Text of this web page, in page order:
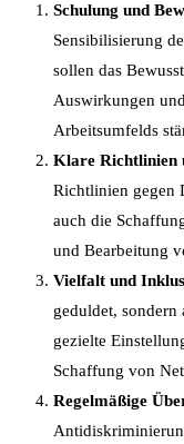
Schulung und
Sensibilisierung
sollen das
Auswirkungen
Arbeitsumfelds
Klare Richtlinien
Richtlinien gegen
auch die
und Bearbeitung
Vielfalt und
geduldet,
gezielte
Schaffung von
Regelmäßige